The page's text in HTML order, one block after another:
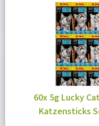
60x 5g Lucky
Katzensticks